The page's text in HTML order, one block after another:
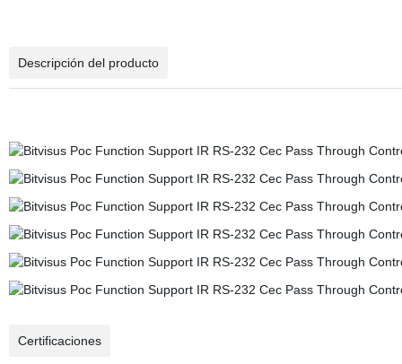
Descripción del producto
Certificaciones